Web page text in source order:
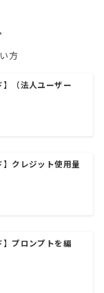
方
】（法人ユーザー
】クレジット使用量
】プロンプトを編